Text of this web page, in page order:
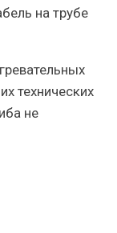
на трубе
технических
не